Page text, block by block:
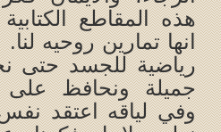
هذه المقاطع
انها تمارين روحيه
رياضية للجسد حتى
جميلة ونحافظ
وفي لياقه اعتقد